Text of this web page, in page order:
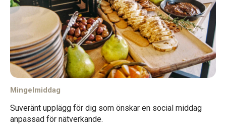
Mingelmiddag
Suveränt upplägg för dig som önskar en social middag
anpassad för nätverkande.